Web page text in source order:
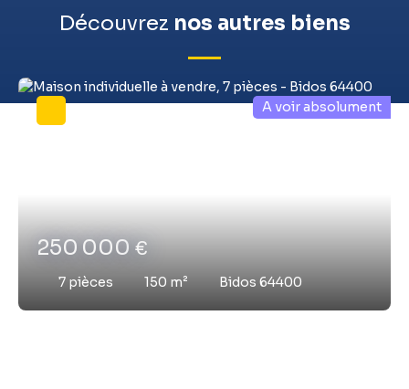
Découvrez nos autres biens
250 000€
7 pièces 150 m² Bidos 64400
A voir absolument